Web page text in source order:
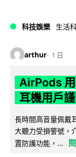
科技娛樂 生活
arthur 1 日
AirPods
耳機用戶
長時間高音量佩戴
大聽力受損警號，
置防護功能，...